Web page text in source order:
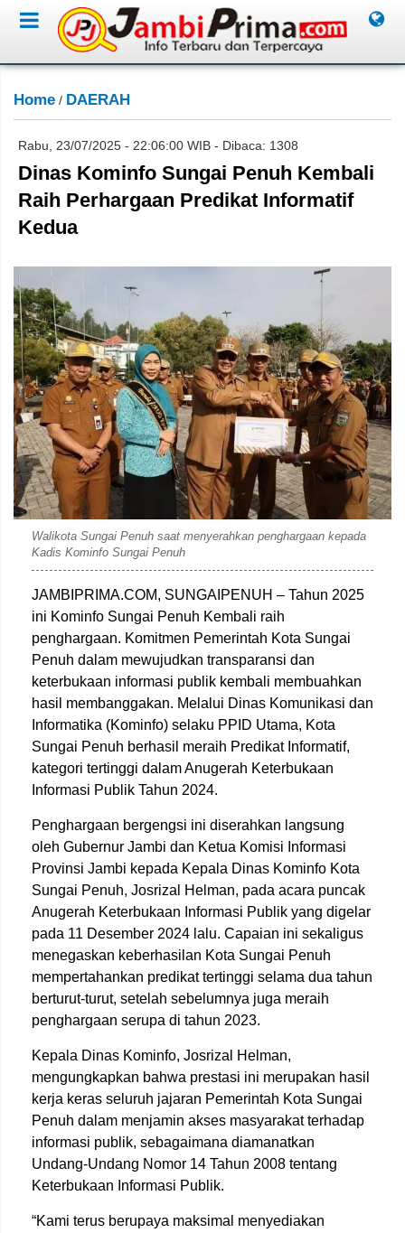
Home / DAERAH
Rabu, 23/07/2025 - 22:06:00 WIB - Dibaca: 1308
Dinas Kominfo Sungai Penuh Kembali
Raih Perhargaan Predikat Informatif
Kedua
Walikota Sungai Penuh saat menyerahkan penghargaan kepada
Kadis Kominfo Sungai Penuh
JAMBIPRIMA.COM, SUNGAIPENUH – Tahun 2025
ini Kominfo Sungai Penuh Kembali raih
penghargaan. Komitmen Pemerintah Kota Sungai
Penuh dalam mewujudkan transparansi dan
keterbukaan informasi publik kembali membuahkan
hasil membanggakan. Melalui Dinas Komunikasi dan
Informatika (Kominfo) selaku PPID Utama, Kota
Sungai Penuh berhasil meraih Predikat Informatif,
kategori tertinggi dalam Anugerah Keterbukaan
Informasi Publik Tahun 2024.
Penghargaan bergengsi ini diserahkan langsung
oleh Gubernur Jambi dan Ketua Komisi Informasi
Provinsi Jambi kepada Kepala Dinas Kominfo Kota
Sungai Penuh, Josrizal Helman, pada acara puncak
Anugerah Keterbukaan Informasi Publik yang digelar
pada 11 Desember 2024 lalu. Capaian ini sekaligus
menegaskan keberhasilan Kota Sungai Penuh
mempertahankan predikat tertinggi selama dua tahun
berturut-turut, setelah sebelumnya juga meraih
penghargaan serupa di tahun 2023.
Kepala Dinas Kominfo, Josrizal Helman,
mengungkapkan bahwa prestasi ini merupakan hasil
kerja keras seluruh jajaran Pemerintah Kota Sungai
Penuh dalam menjamin akses masyarakat terhadap
informasi publik, sebagaimana diamanatkan
Undang-Undang Nomor 14 Tahun 2008 tentang
Keterbukaan Informasi Publik.
“Kami terus berupaya maksimal menyediakan